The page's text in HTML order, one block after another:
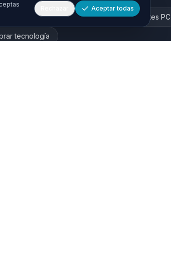
Impresoras Tóner y tinta Componentes PC
tecnología
Aceptar todas